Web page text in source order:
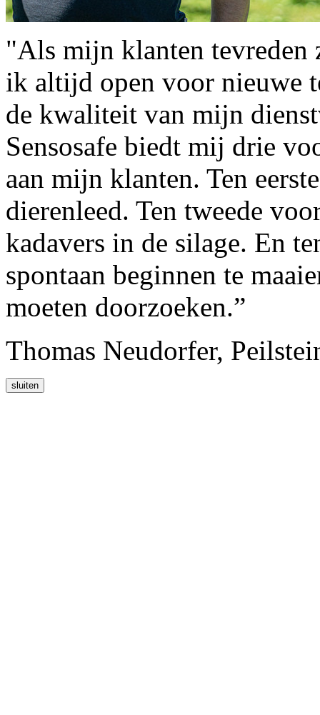
"Als mijn klanten tevreden
ik altijd open voor nieuwe
de kwaliteit van mijn
Sensosafe biedt mij drie
aan mijn klanten. Ten
dierenleed. Ten tweede
kadavers in de silage. En
spontaan beginnen te
moeten doorzoeken.”
Thomas Neudorfer,
sluiten